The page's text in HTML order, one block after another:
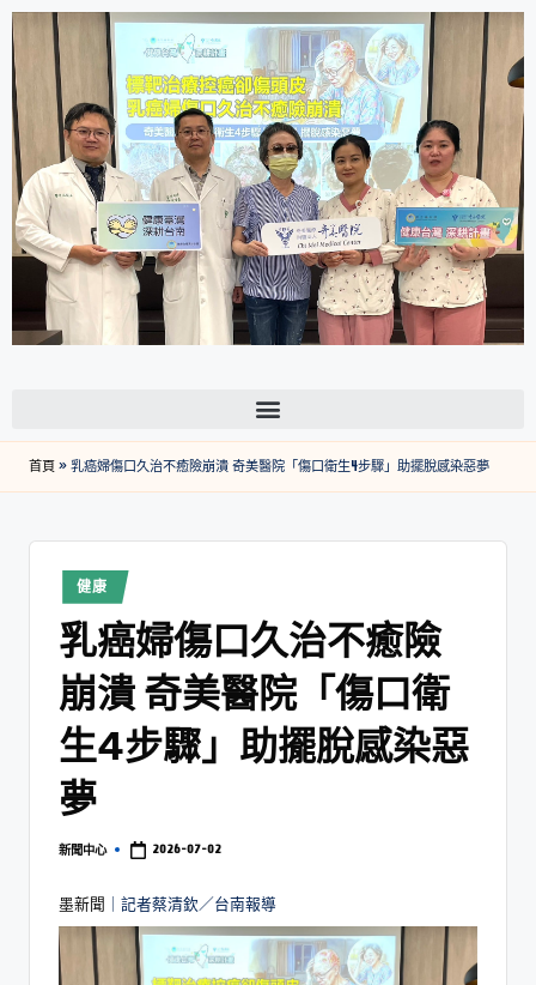
首頁»乳癌婦傷口久治不癒險崩潰 奇美醫院「傷口衛生4步驟」助擺脫感染惡夢
健康
乳癌婦傷口久治不癒險
崩潰 奇美醫院「傷口衛
生4步驟」助擺脫感染惡
夢
新聞中心 2026-07-02
墨新聞 ｜記者蔡清欽／台南報導